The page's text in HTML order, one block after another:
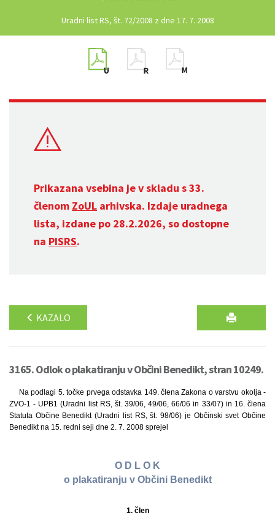
Uradni list RS, št. 72/2008 z dne 17. 7. 2008
Prikazana vsebina je v skladu s 33.
členom ZoUL arhivska. Izdaje uradnega
lista, izdane po 28.2.2026, so dostopne
na PISRS.
KAZALO
3165. Odlok o plakatiranju v Občini Benedikt, stran 10249.
Na podlagi 5. točke prvega odstavka 149. člena Zakona o varstvu okolja -
ZVO-1 - UPB1 (Uradni list RS, št. 39/06, 49/06, 66/06 in 33/07) in 16. člena
Statuta Občine Benedikt (Uradni list RS, št. 98/06) je Občinski svet Občine
Benedikt na 15. redni seji dne 2. 7. 2008 sprejel
O D L O K
o plakatiranju v Občini Benedikt
1. člen